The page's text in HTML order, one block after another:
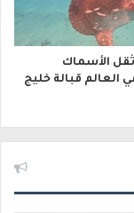
الأسماك
العالم قبالة خليج